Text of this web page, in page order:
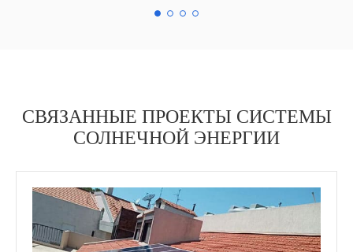
СВЯЗАННЫЕ ПРОЕКТЫ СИСТЕМЫ
СОЛНЕЧНОЙ ЭНЕРГИИ